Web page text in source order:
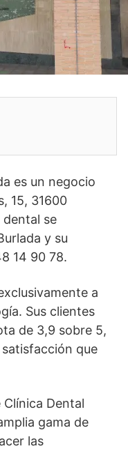
es un negocio
15, 31600
dental se
y su
14 90 78.
a
Sus clientes
de 3,9 sobre 5,
que
Dental
gama de
las